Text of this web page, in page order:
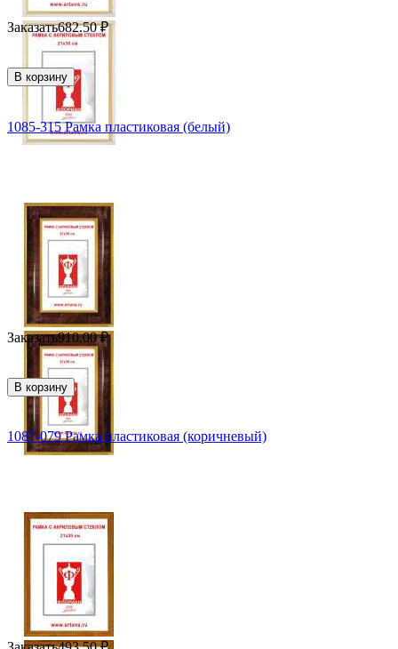
Заказать682.50 ₽
В корзину
1085-315 Рамка пластиковая (белый)
Заказать910.00 ₽
В корзину
1087-079 Рамка пластиковая (коричневый)